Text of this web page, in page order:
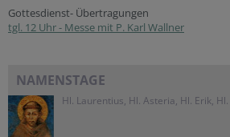
Gottesdienst- Übertragungen
tgl. 12 Uhr - Messe mit P. Karl Wallner
NAMENSTAGE
Hl. Laurentius, Hl. Asteria, Hl. Erik,